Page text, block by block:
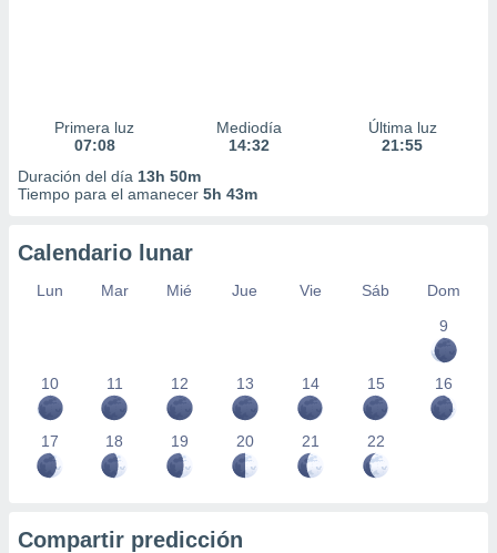
Primera luz
07:08
Mediodía
14:32
Última luz
21:55
Duración del día 13h 50m
Tiempo para el amanecer 5h 43m
Calendario lunar
Lun Mar Mié Jue Vie Sáb
Dom
9
10 11 12 13 14 15 16
17 18 19 20 21 22
Compartir predicción